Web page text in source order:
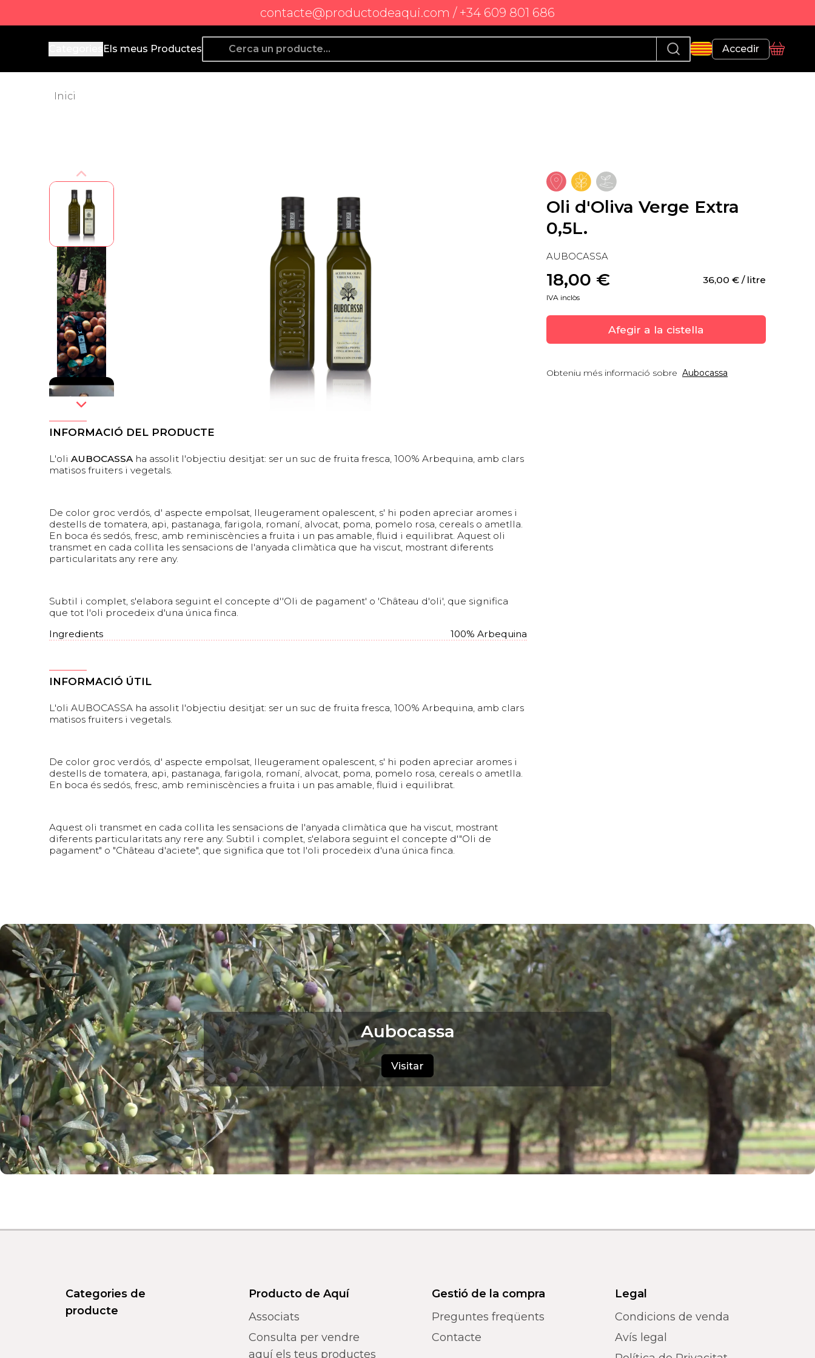
contacte@productodeaqui.com / +34 609 801 686
Producto de Aquí
Els meus Productes Accedir
Perfil
Cistella
Inici
Oli d'Oliva Verge Extra
0,5L.
AUBOCASSA
18,00 € 36,00 € / litre
IVA inclòs
Afegir a la cistella
Obteniu més informació sobre Aubocassa
INFORMACIÓ DEL PRODUCTE
L'oli AUBOCASSAha assolit l'objectiu desitjat: ser un suc de fruita fresca, 100% Arbequina, amb clars
matisos fruiters i vegetals.
De color groc verdós, d' aspecte empolsat, lleugerament opalescent, s' hi poden apreciar aromes i
destells de tomatera, api, pastanaga, farigola, romaní, alvocat, poma, pomelo rosa, cereals o ametlla.
En boca és sedós, fresc, amb reminiscències a fruita i un pas amable, fluid i equilibrat. Aquest oli
transmet en cada collita les sensacions de l'anyada climàtica que ha viscut, mostrant diferents
particularitats any rere any.
Subtil i complet, s'elabora seguint el concepte d''Oli de pagament' o 'Château d'oli', que significa
que tot l'oli procedeix d'una única finca.
Ingredients
100% Arbequina
INFORMACIÓ ÚTIL
L'oli AUBOCASSA ha assolit l'objectiu desitjat: ser un suc de fruita fresca, 100% Arbequina, amb clars
matisos fruiters i vegetals.
De color groc verdós, d' aspecte empolsat, lleugerament opalescent, s' hi poden apreciar aromes i
destells de tomatera, api, pastanaga, farigola, romaní, alvocat, poma, pomelo rosa, cereals o ametlla.
En boca és sedós, fresc, amb reminiscències a fruita i un pas amable, fluid i equilibrat.
Aquest oli transmet en cada collita les sensacions de l'anyada climàtica que ha viscut, mostrant
diferents particularitats any rere any. Subtil i complet, s'elabora seguint el concepte d'"Oli de
pagament" o "Château d'aciete", que significa que tot l'oli procedeix d'una única finca.
Aubocassa
Visitar
Categories de
producte
Producto de Aquí
Associats
Consulta per vendre
aquí els teus productes
Gestió de la compra
Preguntes freqüents
Contacte
Legal
Condicions de venda
Avís legal